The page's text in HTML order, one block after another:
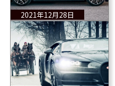
2021年12月28日